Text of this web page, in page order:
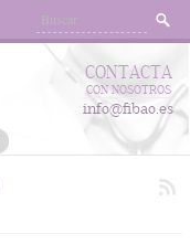
CONTACTA
CON NOSOTROS
info@fibao.es